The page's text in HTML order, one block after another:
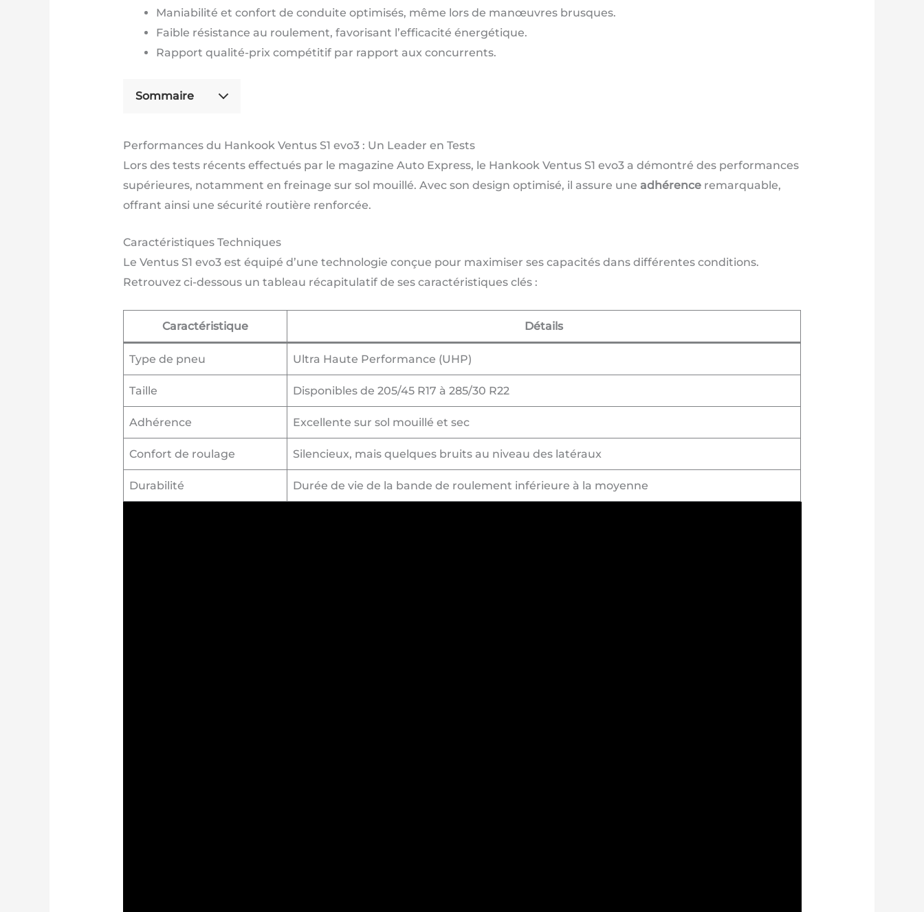
Maniabilité et confort de conduite optimisés, même lors de manœuvres brusques.
Faible résistance au roulement, favorisant l’efficacité énergétique.
Rapport qualité-prix compétitif par rapport aux concurrents.
Sommaire
Performances du Hankook Ventus S1 evo3 : Un Leader en Tests
Lors des tests récents effectués par le magazine Auto Express, le Hankook Ventus S1 evo3 a démontré des performances
supérieures, notamment en freinage sur sol mouillé. Avec son design optimisé, il assure une adhérenceremarquable,
offrant ainsi une sécurité routière renforcée.
Caractéristiques Techniques
Le Ventus S1 evo3 est équipé d’une technologie conçue pour maximiser ses capacités dans différentes conditions.
Retrouvez ci-dessous un tableau récapitulatif de ses caractéristiques clés :
Caractéristique Détails
Type de pneu Ultra Haute Performance (UHP)
Taille Disponibles de 205/45 R17 à 285/30 R22
Adhérence Excellente sur sol mouillé et sec
Confort de roulage Silencieux, mais quelques bruits au niveau des latéraux
Durabilité Durée de vie de la bande de roulement inférieure à la moyenne